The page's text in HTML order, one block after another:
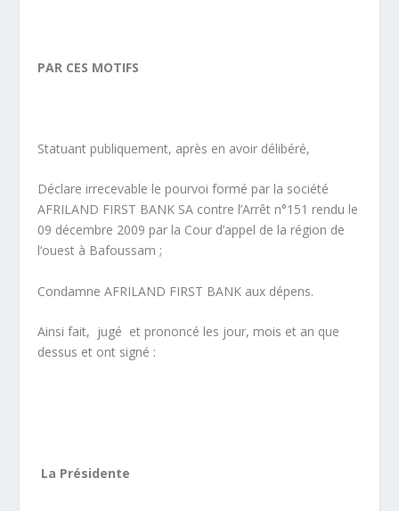
PAR CES MOTIFS
Statuant publiquement, après en avoir délibéré,
Déclare irrecevable le pourvoi formé par la société
AFRILAND FIRST BANK SA contre l’Arrêt n°151 rendu le
09 décembre 2009 par la Cour d’appel de la région de
l’ouest à Bafoussam ;
Condamne AFRILAND FIRST BANK aux dépens.
Ainsi fait, jugé et prononcé les jour, mois et an que
dessus et ont signé :
La Présidente